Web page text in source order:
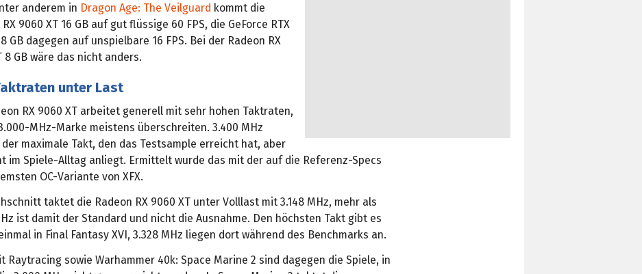
anderem in Dragon Age: The Veilguard kommt die
RX 9060 XT 16 GB auf gut flüssige 60 FPS, die GeForce RTX
GB dagegen auf unspielbare 16 FPS. Bei der Radeon RX
8 GB wäre das nicht anders.
unter Last
RX 9060 XT arbeitet generell mit sehr hohen Taktraten,
MHz-Marke meistens überschreiten. 3.400 MHz
maximale Takt, den das Testsample erreicht hat, aber
im Spiele-Alltag anliegt. Ermittelt wurde das mit der auf die Referenz-Specs
OC-Variante von XFX.
taktet die Radeon RX 9060 XT unter Volllast mit 3.148 MHz, mehr als
ist damit der Standard und nicht die Ausnahme. Den höchsten Takt gibt es
in Final Fantasy XVI, 3.328 MHz liegen dort während des Benchmarks an.
Raytracing sowie Warhammer 40k: Space Marine 2 sind dagegen die Spiele, in